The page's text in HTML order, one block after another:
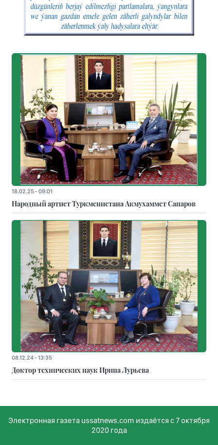
18.02.25 - 09:01
Народный артист Туркменистана Акмухаммет Сапаров
08.12.24 - 13:35
Доктор технических наук Ирина Лурьева
Электронная газета ussatnews.com издаётся с 7 октября
2020 года